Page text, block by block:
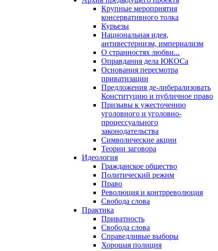
Крупные мероприятия
консервативного толка
Курьезы
Национальная идея,
антивестернизм, империализм
О странностях любви...
Оправдания дела ЮКОСа
Основания пересмотра
приватизации
Предложения де-либерализовать
Конституцию и публичное право
Призывы к ужесточению
уголовного и уголовно-
процессуального
законодательства
Символические акции
Теории заговора
Идеология
Гражданское общество
Политический режим
Право
Революция и контрреволюция
Свобода слова
Практика
Приватность
Свобода слова
Справедливые выборы
Хорошая полиция